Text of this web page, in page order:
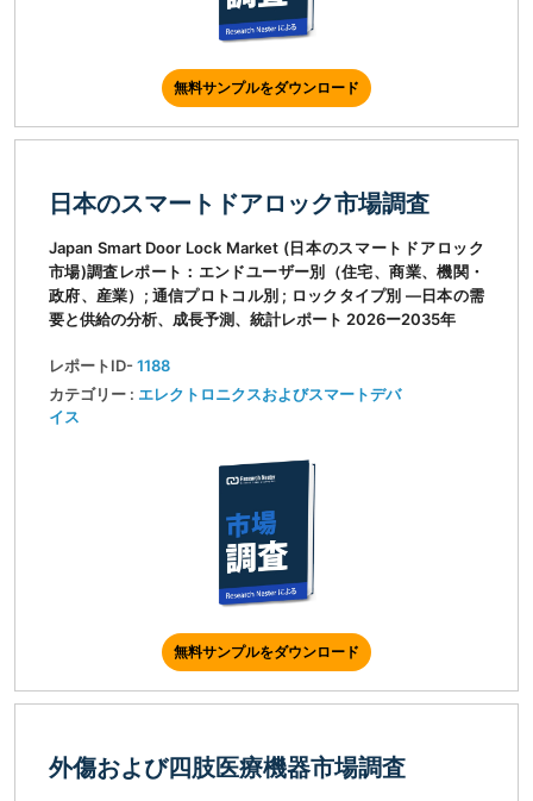
無料サンプルをダウンロード
日本のスマートドアロック市場調査
Japan Smart Door Lock Market (日本のスマートドアロック
市場)調査レポート：エンドユーザー別（住宅、商業、機関・
政府、産業）; 通信プロトコル別 ; ロックタイプ別 ―日本の需
要と供給の分析、成長予測、統計レポート 2026ー2035年
レポートID-1188
カテゴリー : エレクトロニクスおよびスマートデバ
イス
無料サンプルをダウンロード
外傷および四肢医療機器市場調査